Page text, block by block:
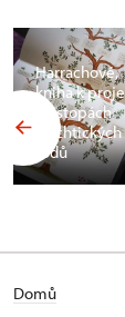
Harrachové,
kniha k
Po stopách
šlechtických
rodů
Domů